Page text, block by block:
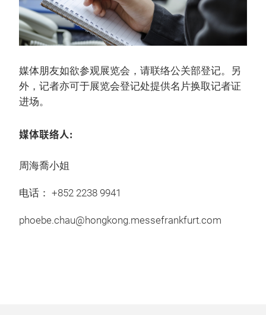
媒体朋友如欲参观展览会，请联络公关部登记。另
外，记者亦可于展览会登记处提供名片换取记者证
进场。
媒体联络人:
周海喬小姐
电话： +852 2238 9941
phoebe.chau@hongkong.messefrankfurt.com